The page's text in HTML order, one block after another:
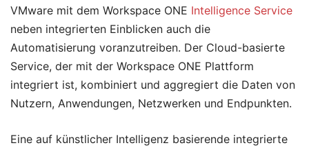
VMware mit dem Workspace ONE Intelligence Service
neben integrierten Einblicken auch die
Automatisierung voranzutreiben. Der Cloud-basierte
Service, der mit der Workspace ONE Plattform
integriert ist, kombiniert und aggregiert die Daten von
Nutzern, Anwendungen, Netzwerken und Endpunkten.
Eine auf künstlicher Intelligenz basierende integrierte